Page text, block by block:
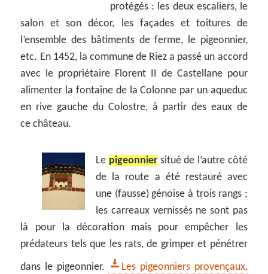
protégés : les deux escaliers, le
salon et son décor, les façades et toitures de
l’ensemble des bâtiments de ferme, le pigeonnier,
etc. En 1452, la commune de Riez a passé un accord
avec le propriétaire Florent II de Castellane pour
alimenter la fontaine de la Colonne par un aqueduc
en rive gauche du Colostre, à partir des eaux de
ce château.
Le pigeonnier situé de l’autre côté
de la route a été restauré avec
une (fausse) génoise à trois rangs ;
les carreaux vernissés ne sont pas
là pour la décoration mais pour empêcher les
prédateurs tels que les rats, de grimper et pénétrer
dans le pigeonnier.
Les pigeonniers provençaux,